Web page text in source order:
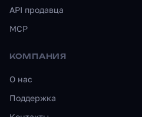
API продавца
MCP
КОМПАНИЯ
О нас
Поддержка